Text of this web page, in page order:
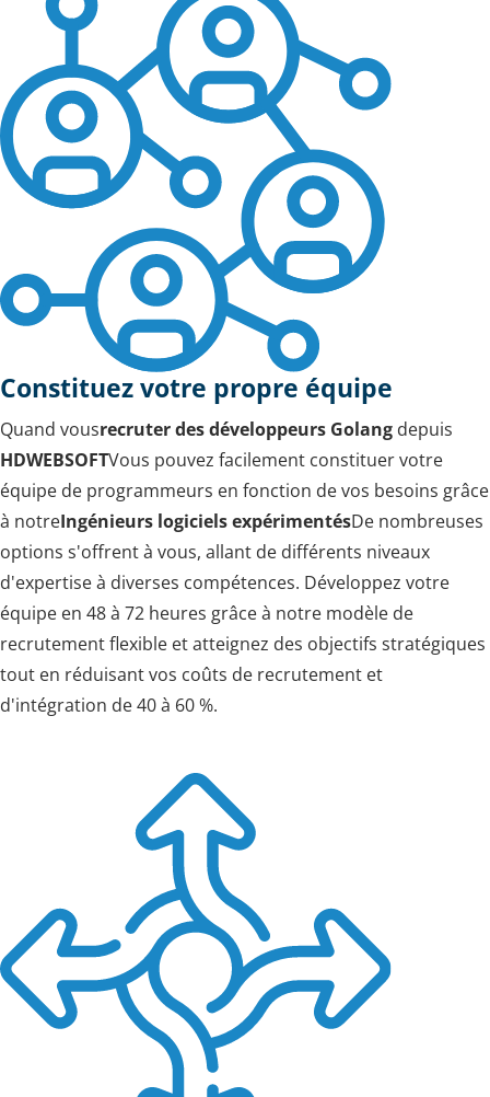
Constituez votre propre équipe
Quand vousrecruter des développeurs Golang depuis
HDWEBSOFTVous pouvez facilement constituer votre
équipe de programmeurs en fonction de vos besoins grâce
à notreIngénieurs logiciels expérimentésDe nombreuses
options s'offrent à vous, allant de différents niveaux
d'expertise à diverses compétences. Développez votre
équipe en 48 à 72 heures grâce à notre modèle de
recrutement flexible et atteignez des objectifs stratégiques
tout en réduisant vos coûts de recrutement et
d'intégration de 40 à 60 %.